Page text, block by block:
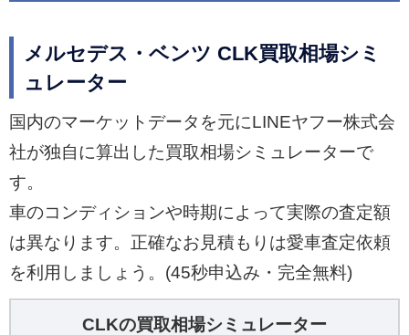
メルセデス・ベンツ CLK買取相場シミ
ュレーター
国内のマーケットデータを元にLINEヤフー株式会
社が独自に算出した買取相場シミュレーターで
す。
車のコンディションや時期によって実際の査定額
は異なります。正確なお見積もりは愛車査定依頼
を利用しましょう。(45秒申込み・完全無料)
CLKの買取相場シミュレーター